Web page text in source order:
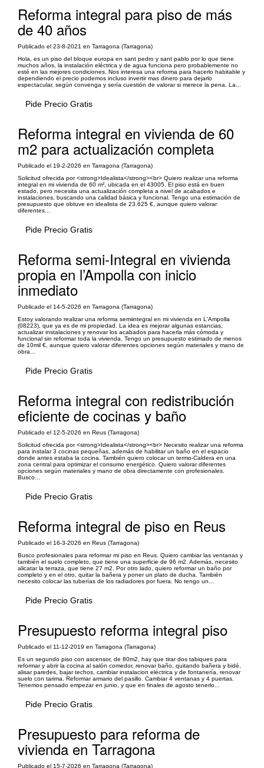
Reforma integral para piso de más
de 40 años
Publicado el 23-8-2021 en Tarragona (Tarragona)
Hola, es un piso del bloque europa en sant pedro y sant pablo por lo que tiene
muchos años, la instalación eléctrica y de agua funciona pero probablemente no
esté en las mejores condiciones. Nos interesa una reforma para hacerlo habitable y
dependiendo el precio podemos incluso invertir mas dinero para dejarlo
espectacular, según convenga y sería cuestión de valorar si merece la pena. La...
Pide Precio Gratis
Reforma integral en vivienda de 60
m2 para actualización completa
Publicado el 19-2-2026 en Tarragona (Tarragona)
Solicitud ofrecida por <strong>Idealista</strong><br> Quiero realizar una reforma
integral en mi vivienda de 60 m², ubicada en el 43005. El piso está en buen
estado, pero necesita una actualización completa a nivel de acabados e
instalaciones, buscando una calidad básica y funcional. Tengo una estimación de
presupuesto que obtuve en idealista de 23.625 €, aunque quiero valorar
diferentes...
Pide Precio Gratis
Reforma semi-Integral en vivienda
propia en l’Ampolla con inicio
inmediato
Publicado el 14-5-2026 en Tarragona (Tarragona)
Estoy valorando realizar una reforma semiintegral en mi vivienda en L'Ampolla
(08223), que ya es de mi propiedad. La idea es mejorar algunas estancias,
actualizar instalaciones y renovar los acabados para hacerla más cómoda y
funcional sin reformar toda la vivienda. Tengo un presupuesto estimado de menos
de 10mil €, aunque quiero valorar diferentes opciones según materiales y mano de
obra...
Pide Precio Gratis
Reforma integral con redistribución
eficiente de cocinas y baño
Publicado el 12-5-2026 en Reus (Tarragona)
Solicitud ofrecida por <strong>Idealista</strong><br> Necesito realizar una reforma
para instalar 3 cocinas pequeñas, además de habilitar un baño en el espacio
donde antes estaba la cocina. También quiero colocar un termo-Caldera en una
zona central para optimizar el consumo energético. Quiero valorar diferentes
opciones según materiales y mano de obra directamente con profesionales.
Busco...
Pide Precio Gratis
Reforma integral de piso en Reus
Publicado el 16-3-2026 en Reus (Tarragona)
Busco profesionales para reformar mi piso en Reus. Quiero cambiar las ventanas y
también el suelo completo, que tiene una superficie de 96 m2. Además, necesito
alicatar la terraza, que tiene 27 m2. Por otro lado, quiero reformar un baño por
completo y en el otro, quitar la bañera y poner un plato de ducha. También
necesito colocar las tuberías de los radiadores por fuera. No tengo un...
Pide Precio Gratis
Presupuesto reforma integral piso
Publicado el 11-12-2019 en Tarragona (Tarragona)
Es un segundo piso con ascensor, de 80m2, hay que tirar dos tabiques para
reformar y abrir la cocina al salón comedor, renovar baño, quitando bañera y bidé,
alisar paredes, bajar techos, cambiar instalacion eléctrica y de fontanería, renovar
suelo con tarima. Reformar armario del pasillo. Cambiar 4 ventanas y 4 puertas.
Tenemos pensado empezar en junio, y que en finales de agosto tenerlo...
Pide Precio Gratis
Presupuesto para reforma de
vivienda en Tarragona
Publicado el 15-7-2026 en Tarragona (Tarragona)